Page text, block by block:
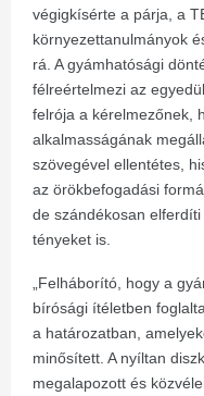
végigkísérte a párja, a
környezettanulmányok
rá. A gyámhatósági
félreértelmezi az
felrója a kérelmezőnek,
alkalmasságának
szövegével ellentétes,
az örökbefogadási
de szándékosan
tényeket is.
„Felháborító, hogy a
bírósági ítéletben
a határozatban,
minősített. A nyíltan
megalapozott és